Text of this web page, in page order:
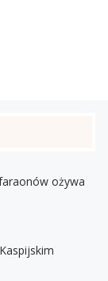
ożywa